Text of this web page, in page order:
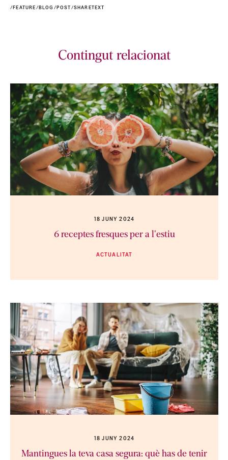
/FEATURE/BLOG/POST/SHARETEXT
Contingut relacionat
18 JUNY 2024
6 receptes fresques per a l'estiu
ACTUALITAT
18 JUNY 2024
Mantingues la teva casa segura: què has de tenir